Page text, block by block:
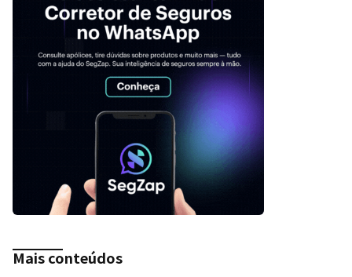
Mais conteúdos